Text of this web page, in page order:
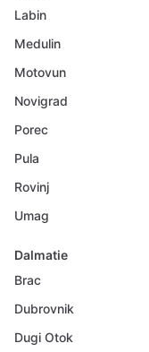
Labin
Medulin
Motovun
Novigrad
Porec
Pula
Rovinj
Umag
Dalmatie
Brac
Dubrovnik
Dugi Otok